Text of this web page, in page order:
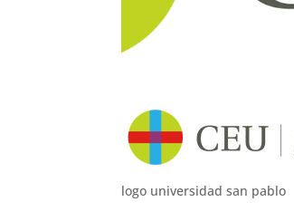
logo universidad san pablo